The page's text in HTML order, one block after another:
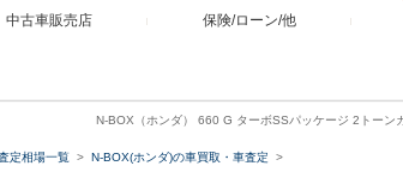
中古車販売店 保険/ローン/他
N-BOX（ホンダ） 660 G ターボSSパッケージ 2トーン
定相場一覧
N-BOX(ホンダ)の車買取・車査定